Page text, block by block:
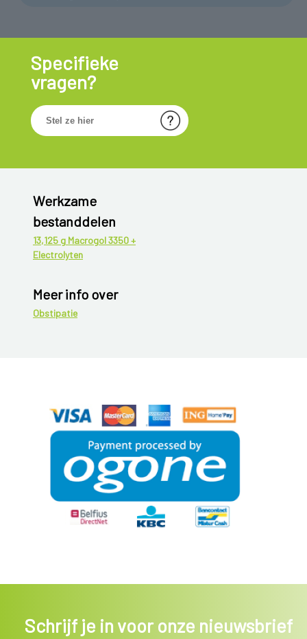
Specifieke
vragen?
Werkzame
bestanddelen
13,125 g Macrogol 3350 +
Electrolyten
Meer info over
Obstipatie
Schrijf je in voor onze nieuwsbrief